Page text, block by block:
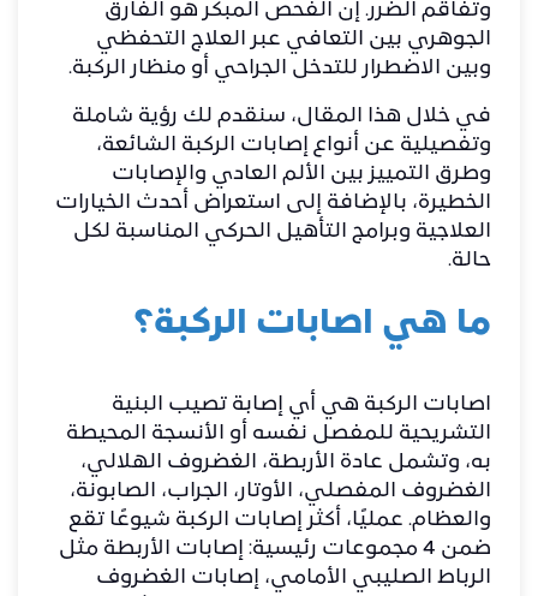
وتفاقم الضرر. إن الفحص المبكر هو الفارق
الجوهري بين التعافي عبر العلاج التحفظي
وبين الاضطرار للتدخل الجراحي أو منظار الركبة.
​في خلال هذا المقال، سنقدم لك رؤية شاملة
وتفصيلية عن أنواع إصابات الركبة الشائعة،
وطرق التمييز بين الألم العادي والإصابات
الخطيرة، بالإضافة إلى استعراض أحدث الخيارات
العلاجية وبرامج التأهيل الحركي المناسبة لكل
حالة.
ما هي اصابات الركبة؟
اصابات الركبة هي أي إصابة تصيب البنية
التشريحية للمفصل نفسه أو الأنسجة المحيطة
به، وتشمل عادة الأربطة، الغضروف الهلالي،
الغضروف المفصلي، الأوتار، الجراب، الصابونة،
والعظام. عمليًا، أكثر إصابات الركبة شيوعًا تقع
ضمن 4 مجموعات رئيسية: إصابات الأربطة مثل
الرباط الصليبي الأمامي، إصابات الغضروف